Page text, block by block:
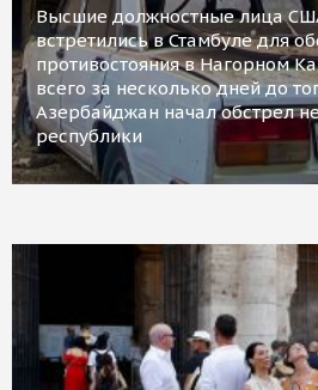
Высшие должностные лица
встретились в Стамбуле для
противостояния в Нагорном
всего за несколько дней до
Азербайджан начал обстрел
республики